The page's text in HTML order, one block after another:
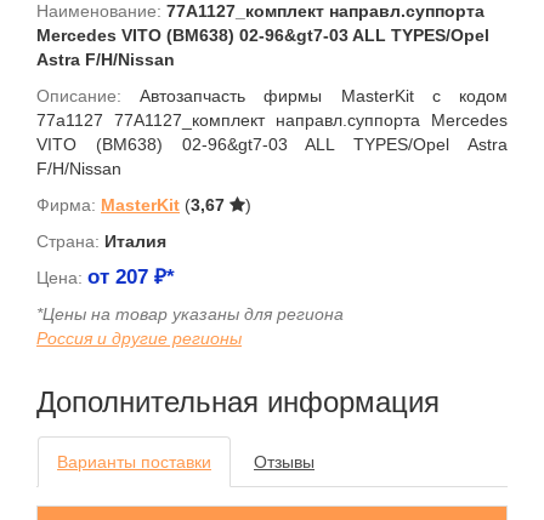
Наименование: 77A1127_комплект направл.суппорта
Mercedes VITO (BM638) 02-96&gt7-03 ALL TYPES/Opel
Astra F/H/Nissan
Описание:Автозапчасть фирмы MasterKit с кодом
77a1127 77A1127_комплект направл.суппорта Mercedes
VITO (BM638) 02-96&gt7-03 ALL TYPES/Opel Astra
F/H/Nissan
Фирма: MasterKit (3,67
)
Страна: Италия
Цена: от 207 ₽*
*Цены на товар указаны для региона
Россия и другие регионы
Дополнительная информация
Варианты поставки Отзывы